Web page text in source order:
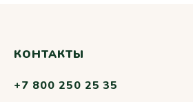
КОНТАКТЫ
+7 800 250 25 35